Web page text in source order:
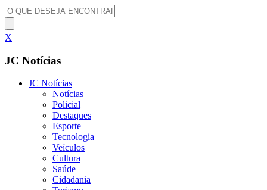
X
JC Notícias
JC Notícias
Notícias
Policial
Destaques
Esporte
Tecnologia
Veículos
Cultura
Saúde
Cidadania